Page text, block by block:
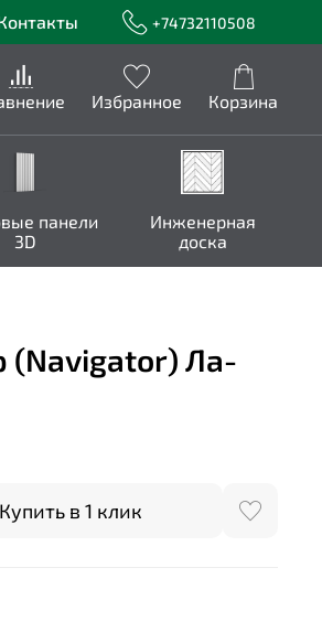
+74732110508
Избранное Корзина
панели
3D
Инженерная
доска
(Navigator) Ла-
Купить в 1 клик